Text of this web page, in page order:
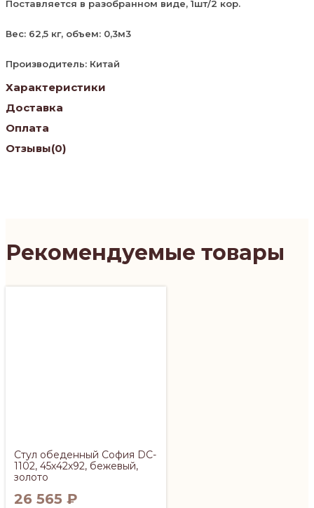
Поставляется в разобранном виде, 1шт/2 кор.
Вес: 62,5 кг, объем: 0,3м3
Производитель: Китай
Характеристики
Доставка
Оплата
Отзывы(0)
Рекомендуемые товары
Стул обеденный София DC-
1102, 45х42х92, бежевый,
золото
26 565 ₽